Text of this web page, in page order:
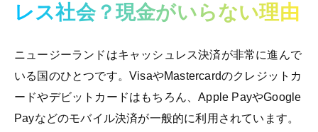
レス社会？現金がいらない理由
ニュージーランドはキャッシュレス決済が非常に進んで
いる国のひとつです。VisaやMastercardのクレジットカ
ードやデビットカードはもちろん、Apple PayやGoogle
Payなどのモバイル決済が一般的に利用されています。